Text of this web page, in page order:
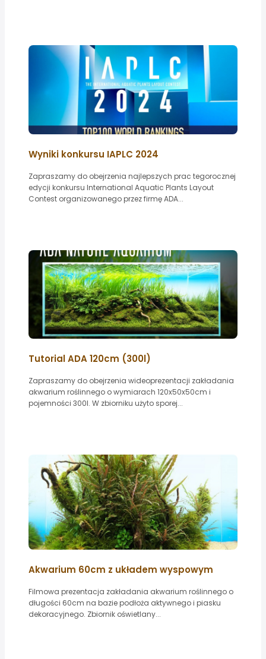
Wyniki konkursu IAPLC 2024
Zapraszamy do obejrzenia najlepszych prac tegorocznej
edycji konkursu International Aquatic Plants Layout
Contest organizowanego przez firmę ADA...
Tutorial ADA 120cm (300l)
Zapraszamy do obejrzenia wideoprezentacji zakładania
akwarium roślinnego o wymiarach 120x50x50cm i
pojemności 300l. W zbiorniku użyto sporej...
Akwarium 60cm z układem wyspowym
Filmowa prezentacja zakładania akwarium roślinnego o
długości 60cm na bazie podłoża aktywnego i piasku
dekoracyjnego. Zbiornik oświetlany...